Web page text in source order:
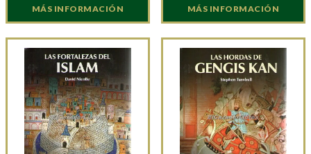
MÁS INFORMACIÓN MÁS INFORMACIÓN